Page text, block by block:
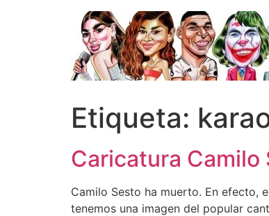
Etiqueta:
Caricatura Camilo
Camilo Sesto ha muerto. En efecto,
tenemos una imagen del popular